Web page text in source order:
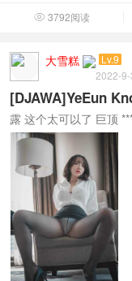
 3792阅读
大雪糕
Lv.9
2022-
[DJAWA]YeEun
露 这个太可以了 巨顶